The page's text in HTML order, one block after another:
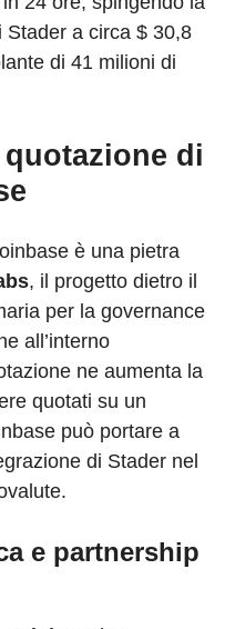
a circa $ 30,8
di 41 milioni di
di
è una pietra
, il progetto dietro il
per la governance
all’interno
ne aumenta la
quotati su un
può portare a
di Stader nel
e partnership